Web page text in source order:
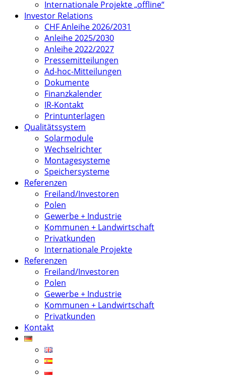
Internationale Projekte „offline“
Investor Relations
CHF Anleihe 2026/2031
Anleihe 2025/2030
Anleihe 2022/2027
Pressemitteilungen
Ad-hoc-Mitteilungen
Dokumente
Finanzkalender
IR-Kontakt
Printunterlagen
Qualitätssystem
Solarmodule
Wechselrichter
Montagesysteme
Speichersysteme
Referenzen
Freiland/Investoren
Polen
Gewerbe + Industrie
Kommunen + Landwirtschaft
Privatkunden
Internationale Projekte
Referenzen
Freiland/Investoren
Polen
Gewerbe + Industrie
Kommunen + Landwirtschaft
Privatkunden
Kontakt